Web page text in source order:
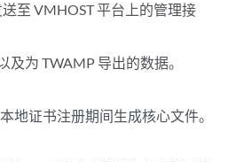
至 VMHOST 平台上的管理接
及为 TWAMP 导出的数据。
地证书注册期间生成核心文件。